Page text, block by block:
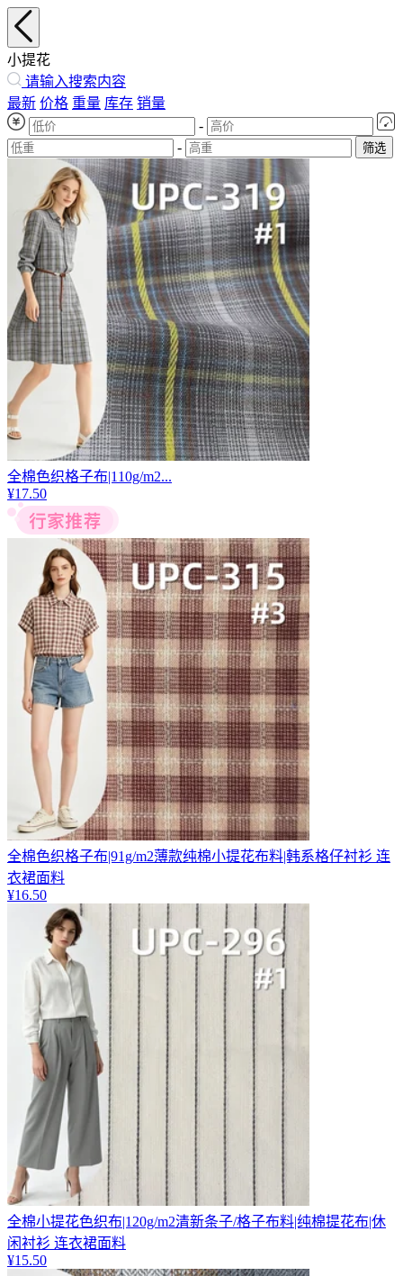
小提花
请输入搜索内容
最新 价格 重量 库存 销量
-
-
筛选
全棉色织格子布|110g/m2...
¥17.50
全棉色织格子布|91g/m2薄款纯棉小提花布料|韩系格仔衬衫 连
衣裙面料
¥16.50
全棉小提花色织布|120g/m2清新条子/格子布料|纯棉提花布|休
闲衬衫 连衣裙面料
¥15.50